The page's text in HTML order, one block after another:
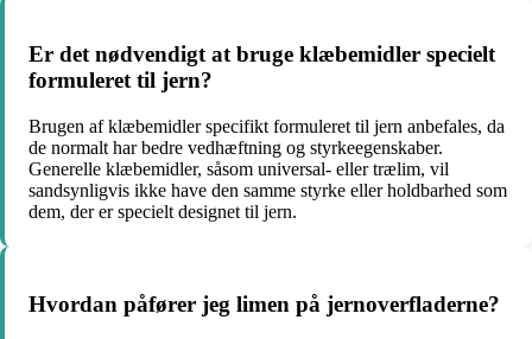
Er det nødvendigt at bruge klæbemidler specielt
formuleret til jern?
Brugen af klæbemidler specifikt formuleret til jern anbefales, da
de normalt har bedre vedhæftning og styrkeegenskaber.
Generelle klæbemidler, såsom universal- eller trælim, vil
sandsynligvis ikke have den samme styrke eller holdbarhed som
dem, der er specielt designet til jern.
Hvordan påfører jeg limen på jernoverfladerne?